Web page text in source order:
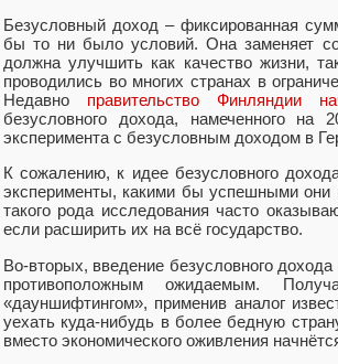
Безусловный доход – фиксированная
бы то ни было условий. Она заменяет
должна улучшить как качество жизни,
проводились во многих странах в
Недавно правительство Финляндии
безусловного дохода, намеченного на
эксперимента с безусловным доходом в
К сожалению, к идее безусловного
эксперименты, какими бы успешными они
такого рода исследования часто
если расширить их на всё государство.
Во-вторых, введение безусловного
противоположным ожидаемым.
«дауншифтингом», применив аналог
уехать куда-нибудь в более бедную
вместо экономического оживления